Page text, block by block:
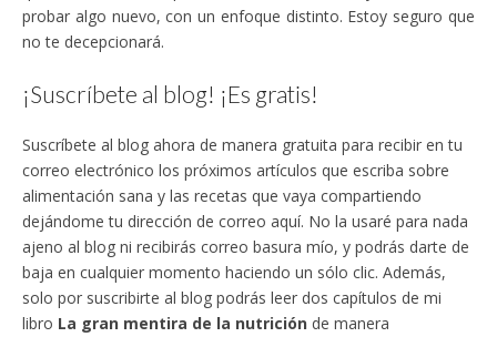
probar algo nuevo, con un enfoque distinto. Estoy seguro que
no te decepcionará.
¡Suscríbete al blog! ¡Es gratis!
Suscríbete al blog ahora de manera gratuita para recibir en tu
correo electrónico los próximos artículos que escriba sobre
alimentación sana y las recetas que vaya compartiendo
dejándome tu dirección de correo aquí. No la usaré para nada
ajeno al blog ni recibirás correo basura mío, y podrás darte de
baja en cualquier momento haciendo un sólo clic. Además,
solo por suscribirte al blog podrás leer dos capítulos de mi
libro La gran mentira de la nutrición de manera